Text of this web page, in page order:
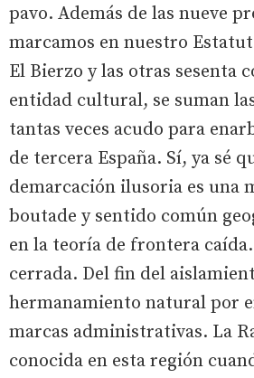
pavo. Además de las nueve
marcamos en nuestro
El Bierzo y las otras sesenta
entidad cultural, se suman
tantas veces acudo para
de tercera España. Sí, ya sé
demarcación ilusoria es una
boutade y sentido común
en la teoría de frontera
cerrada. Del fin del
hermanamiento natural por
marcas administrativas. La
conocida en esta región